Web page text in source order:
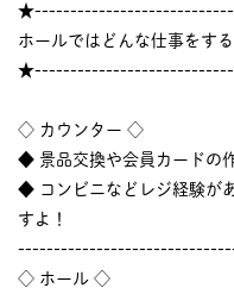
ホールではどんな仕事をす
◇ カウンター ◇
◆ 景品交換や会員カードの
◆ コンビニなどレジ経験が
すよ！
◇ ホール ◇